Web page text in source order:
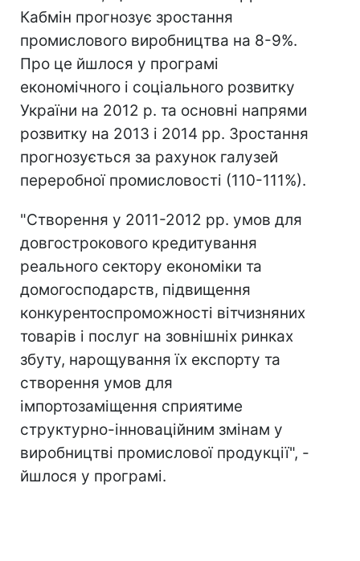
Кабмін прогнозує зростання
промислового виробництва на 8-9%.
Про це йшлося у програмі
економічного і соціального розвитку
України на 2012 р. та основні напрями
розвитку на 2013 і 2014 рр. Зростання
прогнозується за рахунок галузей
переробної промисловості (110-111%).
"Створення у 2011-2012 рр. умов для
довгострокового кредитування
реального сектору економіки та
домогосподарств, підвищення
конкурентоспроможності вітчизняних
товарів і послуг на зовнішніх ринках
збуту, нарощування їх експорту та
створення умов для
імпортозаміщення сприятиме
структурно-інноваційним змінам у
виробництві промислової продукції", -
йшлося у програмі.